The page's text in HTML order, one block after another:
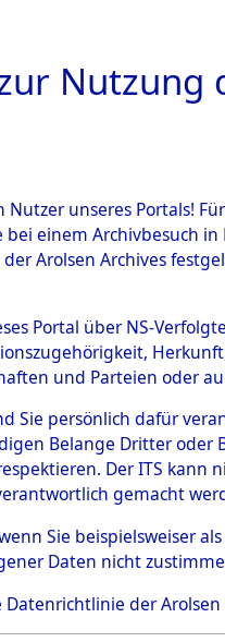
Nutzung
unseres Portals!
einem Archivbesuch
Arolsen Archives
Portal über NS-
und Parteien oder
Sie persönlich dafür
Belange Dritter
Der ITS
gemacht
Sie beispielsweiser
Daten nicht
der Arolsen